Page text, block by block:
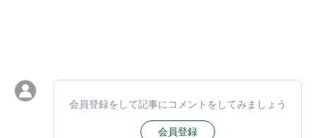
会員登録をして記事にコメントをしてみましょう
会員登録